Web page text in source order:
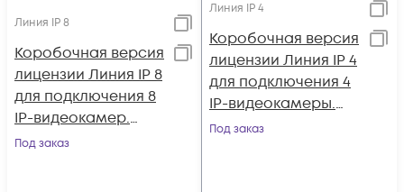
Линия IP 8
Коробочная версия
лицензии Линия IP 8
для подключения 8
IP-видеокамер.
Количество
Под заказ
Линия IP 4
Коробочная версия
лицензии Линия IP 4
для подключения 4
IP-видеокамеры.
Количество
Под заказ